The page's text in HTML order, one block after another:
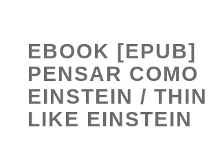
EBOOK [EPUB]
PENSAR COMO
EINSTEIN /
LIKE EINSTEIN